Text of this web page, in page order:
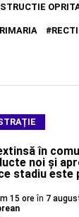
în
noi și
stadiu este
15 ore în 7